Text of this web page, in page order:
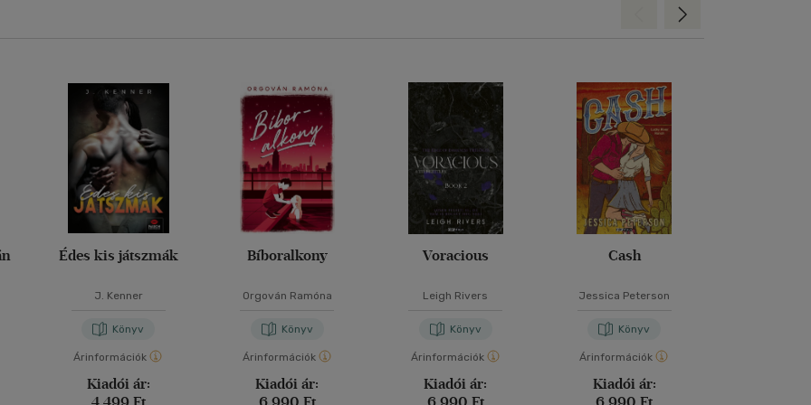
Édes kis játszmák
J. Kenner
Könyv
Árinformációk
Kiadói ár:
Bíboralkony
Orgován Ramóna
Könyv
Árinformációk
Kiadói ár:
Voracious
Leigh Rivers
Könyv
Árinformációk
Kiadói ár:
Cash
Jessica Peterson
Könyv
Árinformációk
Kiadói ár:
Előre